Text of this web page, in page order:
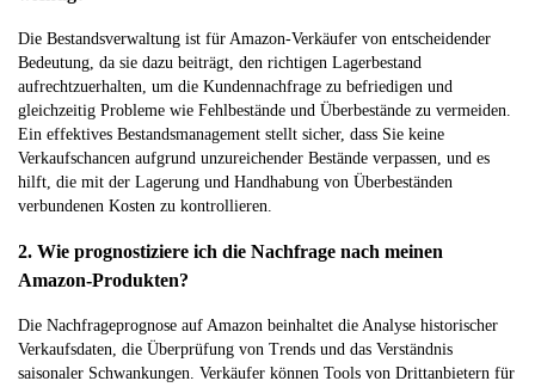
Die Bestandsverwaltung ist für Amazon-Verkäufer von entscheidender
Bedeutung, da sie dazu beiträgt, den richtigen Lagerbestand
aufrechtzuerhalten, um die Kundennachfrage zu befriedigen und
gleichzeitig Probleme wie Fehlbestände und Überbestände zu vermeiden.
Ein effektives Bestandsmanagement stellt sicher, dass Sie keine
Verkaufschancen aufgrund unzureichender Bestände verpassen, und es
hilft, die mit der Lagerung und Handhabung von Überbeständen
verbundenen Kosten zu kontrollieren.
2. Wie prognostiziere ich die Nachfrage nach meinen
Amazon-Produkten?
Die Nachfrageprognose auf Amazon beinhaltet die Analyse historischer
Verkaufsdaten, die Überprüfung von Trends und das Verständnis
saisonaler Schwankungen. Verkäufer können Tools von Drittanbietern für